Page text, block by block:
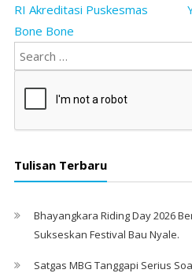
RI Akreditasi Puskesmas
Bone Bone
Tulisan Terbaru
Bhayangkara Riding Day 2026
Sukseskan Festival Bau Nyale. ‎
Satgas MBG Tanggapi Serius